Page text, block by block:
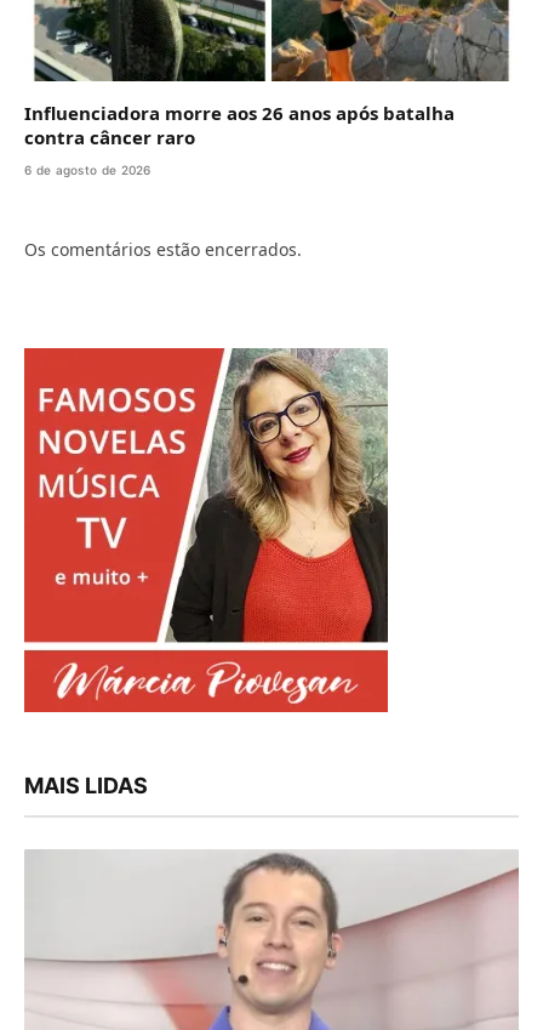
Influenciadora morre aos 26 anos após batalha
contra câncer raro
6 de agosto de 2026
Os comentários estão encerrados.
MAIS LIDAS